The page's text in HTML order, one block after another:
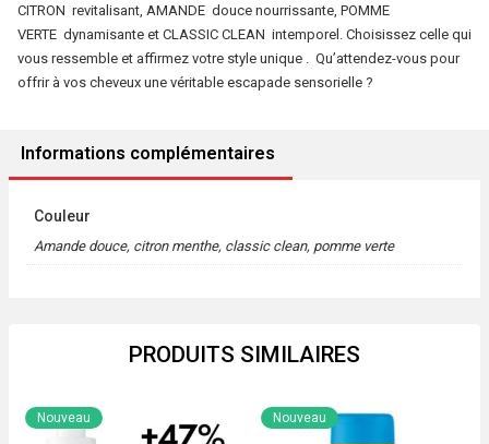
CITRON revitalisant, AMANDE douce nourrissante, POMME
VERTE dynamisante et CLASSIC CLEAN intemporel. Choisissez celle qui
vous ressemble et affirmez votre style unique . Qu’attendez-vous pour
offrir à vos cheveux une véritable escapade sensorielle ?
Informations complémentaires
Couleur
Amande douce, citron menthe, classic clean, pomme verte
PRODUITS SIMILAIRES
Nouveau Nouveau